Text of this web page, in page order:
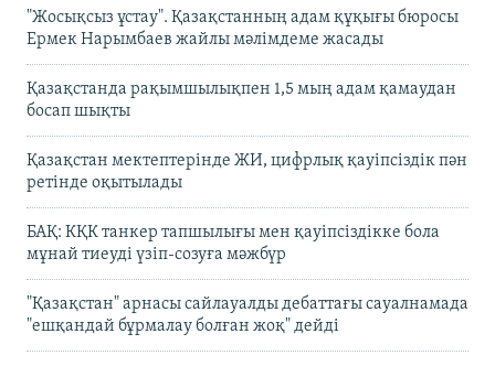
"Жосықсыз ұстау". Қазақстанның адам құқығы бюросы
Ермек Нарымбаев жайлы мәлімдеме жасады
Қазақстанда рақымшылықпен 1,5 мың адам қамаудан
босап шықты
Қазақстан мектептерінде ЖИ, цифрлық қауіпсіздік пән
ретінде оқытылады
БАҚ: КҚК танкер тапшылығы мен қауіпсіздікке бола
мұнай тиеуді үзіп-созуға мәжбүр
"Қазақстан" арнасы сайлауалды дебаттағы сауалнамада
"ешқандай бұрмалау болған жоқ" дейді